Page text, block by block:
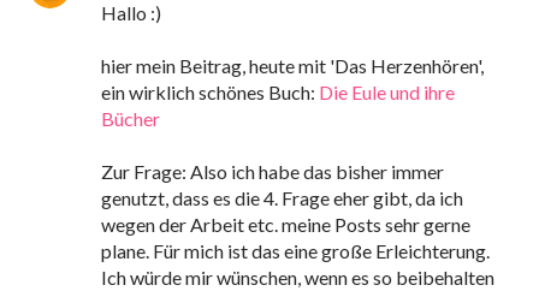
Hallo :)
hier mein Beitrag, heute mit 'Das Herzenhören',
ein wirklich schönes Buch: Die Eule und ihre
Bücher
Zur Frage: Also ich habe das bisher immer
genutzt, dass es die 4. Frage eher gibt, da ich
wegen der Arbeit etc. meine Posts sehr gerne
plane. Für mich ist das eine große Erleichterung.
Ich würde mir wünschen, wenn es so beibehalten